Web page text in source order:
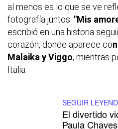
al menos es lo que se ve
fotografía juntos. "Mis
escribió en una historia
corazón, donde aparece co
Malaika y Viggo, mientras
Italia.
SEGUIR
El divertido
Paula